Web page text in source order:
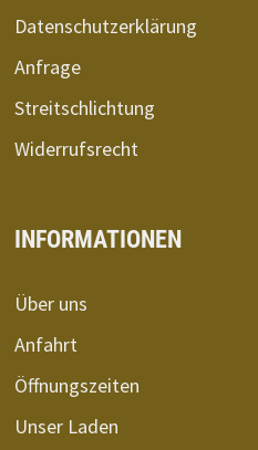
Datenschutzerklärung
Anfrage
Streitschlichtung
Widerrufsrecht
INFORMATIONEN
Über uns
Anfahrt
Öffnungszeiten
Unser Laden